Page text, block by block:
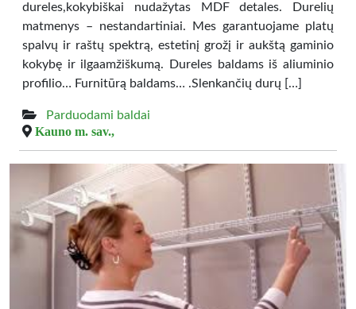
dureles,kokybiškai nudažytas MDF detales. Durelių
matmenys – nestandartiniai. Mes garantuojame platų
spalvų ir raštų spektrą, estetinį grožį ir aukštą gaminio
kokybę ir ilgaamžiškumą. Dureles baldams iš aliuminio
profilio… Furnitūrą baldams… .Slenkančių durų […]
Parduodami baldai
Kauno m. sav.,